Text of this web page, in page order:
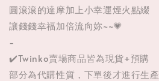
圓滾滾的達摩加上小幸運煙火點綴
讓錢錢幸福加倍流向妳~~💗
-
✔️Twinko賣場商品皆為現貨+預購
部分為代購性質，下單後才進行生產